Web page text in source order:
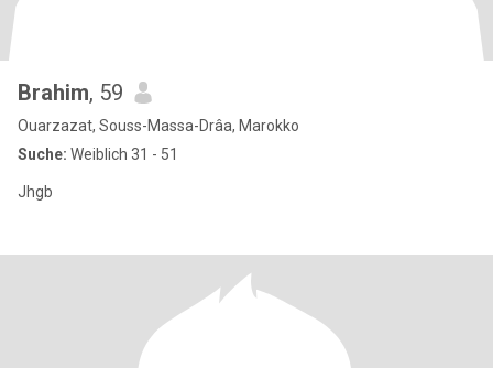
Brahim, 59
Ouarzazat, Souss-Massa-Drâa, Marokko
Suche: Weiblich 31 - 51
Jhgb